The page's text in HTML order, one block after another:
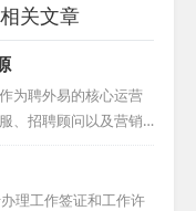
关文章
为聘外易的核心运营
、招聘顾问以及营销
其在人力资源领域的
业称号，同时积极与
理工作签证和工作许